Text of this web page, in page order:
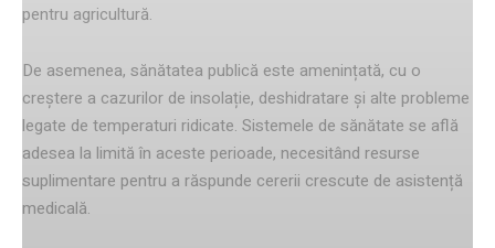
pentru agricultură.
De asemenea, sănătatea publică este amenințată, cu o
creștere a cazurilor de insolație, deshidratare și alte probleme
legate de temperaturi ridicate. Sistemele de sănătate se află
adesea la limită în aceste perioade, necesitând resurse
suplimentare pentru a răspunde cererii crescute de asistență
medicală.